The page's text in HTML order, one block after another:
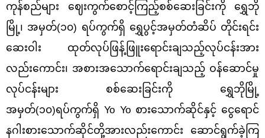
ကုန်စည်များ ဈေးကွက်စောင့်ကြည့်စစ်ဆေးခြင်းကိုရွှေဘို
မြို့ ၊ အမှတ်(၁၀) ရပ်ကွက်ရှိ ရွှေပွင့်အမှတ်တံဆိပ် တိုင်းရင်း
ဆေးဝါး ထုတ်လုပ်ဖြန့်ဖြူးရောင်းချသည့်လုပ်ငန်းအား
လည်းကောင်း၊ အစားအသောက်ရောင်းချသည့် ဝန်ဆောင်မှု
လုပ်ငန်းများ စစ်ဆေးခြင်းကို ရွှေဘိုမြို့
အမှတ်(၁၀)ရပ်ကွက်ရှိ Yo Yo စားသောက်ဆိုင်နှင့် ငွေရောင်
နဂါးစားသောက်ဆိုင်တို့အားလည်းကောင်း ဆောင်ရွက်ခဲ့ကြ